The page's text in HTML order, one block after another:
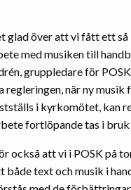
glad över att vi fått ett
med musiken till
gruppledare för
regleringen, när ny musik
i kyrkomötet, kan
fortlöpande tas i bruk
också att vi i POSK på
text och musik i